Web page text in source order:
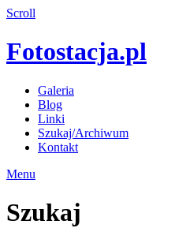
Scroll
Fotostacja.pl
Galeria
Blog
Linki
Szukaj/Archiwum
Kontakt
Menu
Szukaj